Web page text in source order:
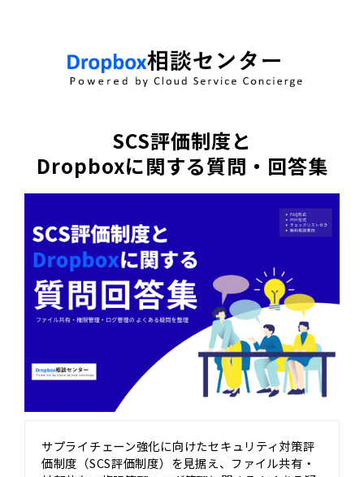
SCS評価制度と
Dropboxに関する質問・回答集
サプライチェーン強化に向けたセキュリティ対策評
価制度（SCS評価制度）を見据え、ファイル共有・